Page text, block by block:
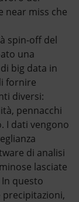
near miss che
spin-off del
una
big data in
fornire
diversi:
pennacchi
I dati vengono
di analisi
lasciate
questo
precipitazioni,